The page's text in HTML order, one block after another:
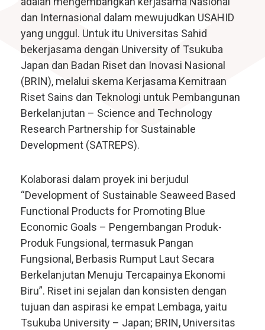
dan Internasional dalam mewujudkan USAHID
yang unggul. Untuk itu Universitas Sahid
bekerjasama dengan University of Tsukuba
Japan dan Badan Riset dan Inovasi Nasional
(BRIN), melalui skema Kerjasama Kemitraan
Riset Sains dan Teknologi untuk Pembangunan
Berkelanjutan – Science and Technology
Research Partnership for Sustainable
Development (SATREPS).
Kolaborasi dalam proyek ini berjudul
“Development of Sustainable Seaweed Based
Functional Products for Promoting Blue
Economic Goals – Pengembangan Produk-
Produk Fungsional, termasuk Pangan
Fungsional, Berbasis Rumput Laut Secara
Berkelanjutan Menuju Tercapainya Ekonomi
Biru”. Riset ini sejalan dan konsisten dengan
tujuan dan aspirasi ke empat Lembaga, yaitu
Tsukuba University – Japan; BRIN, Universitas